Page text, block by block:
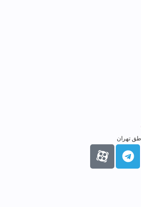
تهران